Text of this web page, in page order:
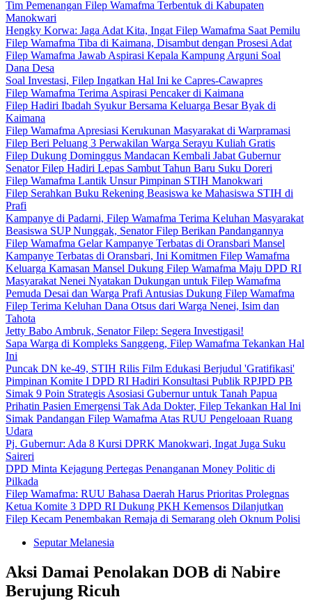
Tim Pemenangan Filep Wamafma Terbentuk di Kabupaten
Manokwari
Hengky Korwa: Jaga Adat Kita, Ingat Filep Wamafma Saat Pemilu
Filep Wamafma Tiba di Kaimana, Disambut dengan Prosesi Adat
Filep Wamafma Jawab Aspirasi Kepala Kampung Arguni Soal
Dana Desa
Soal Investasi, Filep Ingatkan Hal Ini ke Capres-Cawapres
Filep Wamafma Terima Aspirasi Pencaker di Kaimana
Filep Hadiri Ibadah Syukur Bersama Keluarga Besar Byak di
Kaimana
Filep Wamafma Apresiasi Kerukunan Masyarakat di Warpramasi
Filep Beri Peluang 3 Perwakilan Warga Serayu Kuliah Gratis
Filep Dukung Dominggus Mandacan Kembali Jabat Gubernur
Senator Filep Hadiri Lepas Sambut Tahun Baru Suku Doreri
Filep Wamafma Lantik Unsur Pimpinan STIH Manokwari
Filep Serahkan Buku Rekening Beasiswa ke Mahasiswa STIH di
Prafi
Kampanye di Padarni, Filep Wamafma Terima Keluhan Masyarakat
Beasiswa SUP Nunggak, Senator Filep Berikan Pandangannya
Filep Wamafma Gelar Kampanye Terbatas di Oransbari Mansel
Kampanye Terbatas di Oransbari, Ini Komitmen Filep Wamafma
Keluarga Kamasan Mansel Dukung Filep Wamafma Maju DPD RI
Masyarakat Nenei Nyatakan Dukungan untuk Filep Wamafma
Pemuda Desai dan Warga Prafi Antusias Dukung Filep Wamafma
Filep Terima Keluhan Dana Otsus dari Warga Nenei, Isim dan
Tahota
Jetty Babo Ambruk, Senator Filep: Segera Investigasi!
Sapa Warga di Kompleks Sanggeng, Filep Wamafma Tekankan Hal
Ini
Puncak DN ke-49, STIH Rilis Film Edukasi Berjudul 'Gratifikasi'
Pimpinan Komite I DPD RI Hadiri Konsultasi Publik RPJPD PB
Simak 9 Poin Strategis Asosiasi Gubernur untuk Tanah Papua
Prihatin Pasien Emergensi Tak Ada Dokter, Filep Tekankan Hal Ini
Simak Pandangan Filep Wamafma Atas RUU Pengeloaan Ruang
Udara
Pj. Gubernur: Ada 8 Kursi DPRK Manokwari, Ingat Juga Suku
Saireri
DPD Minta Kejagung Pertegas Penanganan Money Politic di
Pilkada
Filep Wamafma: RUU Bahasa Daerah Harus Prioritas Prolegnas
Ketua Komite 3 DPD RI Dukung PKH Kemensos Dilanjutkan
Filep Kecam Penembakan Remaja di Semarang oleh Oknum Polisi
Seputar Melanesia
Aksi Damai Penolakan DOB di Nabire
Berujung Ricuh